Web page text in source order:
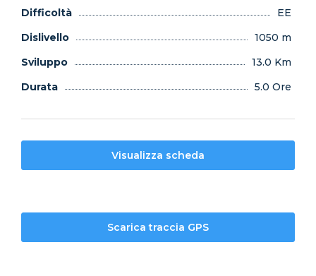
Difficoltà
EE
Dislivello
1050 m
Sviluppo
13.0 Km
Durata
5.0 Ore
Visualizza scheda
Scarica traccia GPS